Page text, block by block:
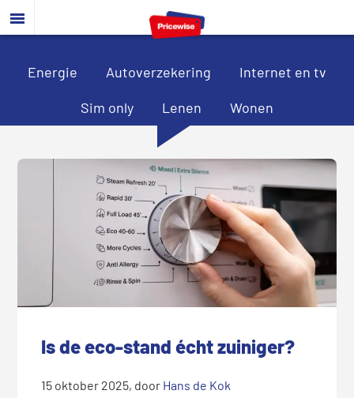
Door
naar
hoofd
Spring
naar
eerste
Spring
naar
voettekst
Energie Autoverzekering Internet en tv
Sim only Lenen Wonen
Is de eco-stand écht zuiniger?
15 oktober 2025, door Hans de Kok